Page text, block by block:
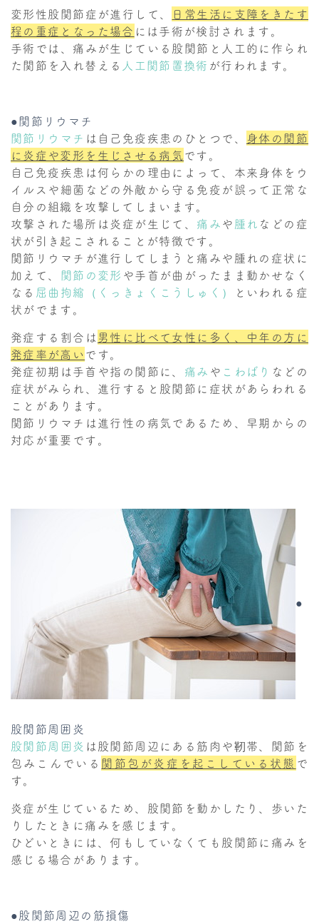
変形性股関節症が進行して、
日常生活に支障をきたす
程の重症となった場合 には手術が検討されます。
手術では、痛みが生じている股関節と人工的に作られ
た関節を入れ替える 人工関節置換術 が行われます。
●関節リウマチ
関節リウマチ は自己免疫疾患のひとつで、 身体の関節
に炎症や変形を生じさせる病気です。
自己免疫疾患は何らかの理由によって、本来身体をウ
イルスや細菌などの外敵から守る免疫が誤って正常な
自分の組織を攻撃してしまいます。
攻撃された場所は炎症が生じて、 痛みや腫れ などの症
状が引き起こされることが特徴です。
関節リウマチが進行してしまうと痛みや腫れの症状に
加えて、 関節の変形 や手首が曲がったまま動かせなく
なる 屈曲拘縮（くっきょくこうしゅく）
といわれる症
状がでます。
発症する割合は 男性に比べて女性に多く、中年の方に
発症率が高い です。
発症初期は手首や指の関節に、 痛み や こわばり などの
症状がみられ、進行すると股関節に症状があらわれる
ことがあります。
関節リウマチは進行性の病気であるため、早期からの
対応が重要です。
●
股関節周囲炎
股関節周囲炎 は股関節周辺にある筋肉や靭帯、関節を
包みこんでいる 関節包が炎症を起こしている状態 で
す。
炎症が生じているため、股関節を動かしたり、歩いた
りしたときに痛みを感じます。
ひどいときには、何もしていなくても股関節に痛みを
感じる場合があります。
●股関節周辺の筋損傷